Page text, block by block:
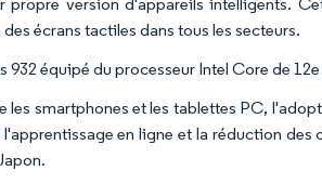
écrans tactiles dans tous les secteurs.
932 équipé du processeur Intel Core de
smartphones et les tablettes PC,
en ligne et la réduction des